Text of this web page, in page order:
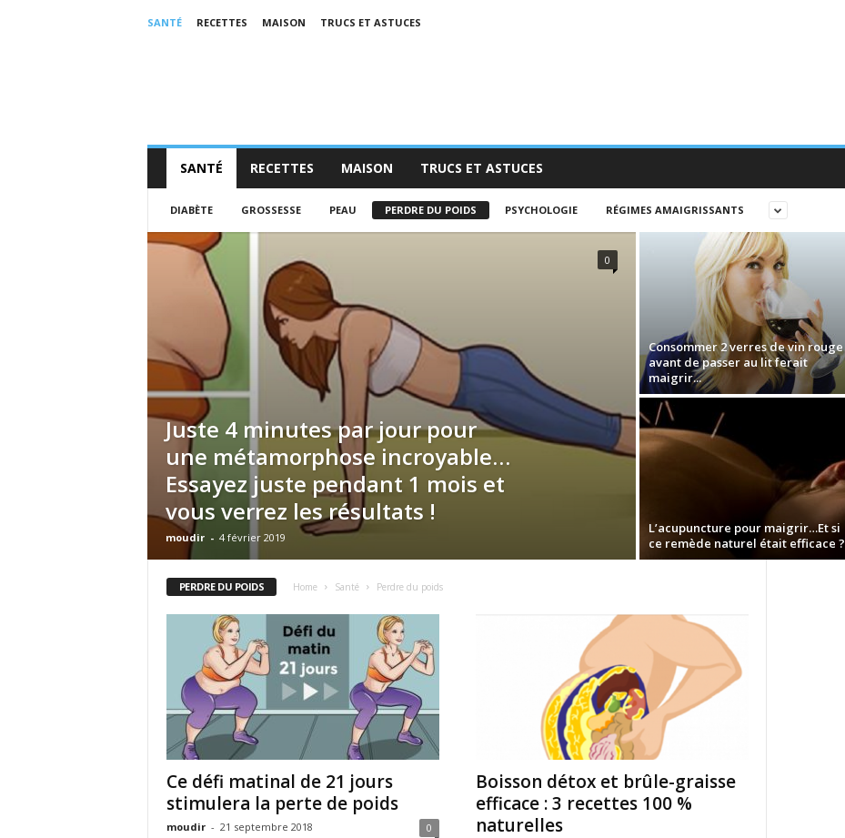
SANTÉ RECETTES MAISON TRUCS ET ASTUCES
SANTÉ RECETTES MAISON TRUCS ET ASTUCES
DIABÈTE GROSSESSE PEAU PERDRE DU POIDS PSYCHOLOGIE RÉGIMES AMAIGRISSANTS
Juste 4 minutes par jour pour
une métamorphose incroyable…
Essayez juste pendant 1 mois et
vous verrez les résultats !
moudir - 4 février 2019
0
Consommer 2 verres de vin rouge
avant de passer au lit ferait
maigrir...
L’acupuncture pour maigrir…Et si
ce remède naturel était efficace ?
PERDRE DU POIDS Home Santé Perdre du poids
Ce défi matinal de 21 jours
stimulera la perte de poids
moudir - 21 septembre 2018 0
Boisson détox et brûle-graisse
efficace : 3 recettes 100 %
naturelles